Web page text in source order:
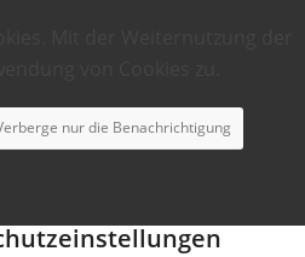
nur die Benachrichtigung